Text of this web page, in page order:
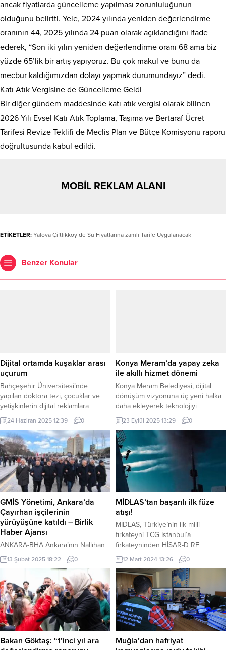
ancak fiyatlarda güncelleme yapılması zorunluluğunun
olduğunu belirtti. Yele, 2024 yılında yeniden değerlendirme
oranının 44, 2025 yılında 24 puan olarak açıklandığını ifade
ederek, “Son iki yılın yeniden değerlendirme oranı 68 ama biz
yüzde 65’lik bir artış yapıyoruz. Bu çok makul ve bunu da
mecbur kaldığımızdan dolayı yapmak durumundayız” dedi.
Katı Atık Vergisine de Güncelleme Geldi
Bir diğer gündem maddesinde katı atık vergisi olarak bilinen
2026 Yılı Evsel Katı Atık Toplama, Taşıma ve Bertaraf Ücret
Tarifesi Revize Teklifi de Meclis Plan ve Bütçe Komisyonu raporu
doğrultusunda kabul edildi.
MOBİL REKLAM ALANI
ETİKETLER: Yalova Çiftlikköy’de Su Fiyatlarına zamlı Tarife Uygulanacak
Benzer Konular
Dijital ortamda kuşaklar arası
uçurum
Bahçeşehir Üniversitesi’nde
yapılan doktora tezi, çocuklar ve
yetişkinlerin dijital reklamlara
bakışında büyük farklar olduğunu
bilimsel verilerle ortaya koyuyor.
İSTANBUL (İGFA) – İstanbul, Bursa,
Eskişehir ve Gaziantep’te 608
öğrenci, 315 veli ve 122 öğretmenle
gerçekleştirilen araştırma, hem nitel
hem nicel yöntemleri içeren çok
boyutlu karma bir metodolojiye
dayanıyor. Çocuklarla yapılan
odak...
24 Haziran 2025 12:39 0
Konya Meram’da yapay zeka
ile akıllı hizmet dönemi
Konya Meram Belediyesi, dijital
dönüşüm vizyonuna üç yeni halka
daha ekleyerek teknolojiyi
vatandaşın hizmetine sunmaya
devam ediyor. KONYA (İGFA) –
Belediyeciliğin, en güzel hizmeti;
en doğru zamanda, en doğru
yöntemle ve en kaliteli şekilde
sunabilmek olduğuna işaret eden
Başkan Kavuş, ilçenin hizmetine
sunulan yeni uygulamalardan
özellikle yapay zeka destekli
MZEKA...
23 Eylül 2025 13:29 0
GMİS Yönetimi, Ankara’da
Çayırhan işçilerinin
yürüyüşüne katıldı – Birlik
Haber Ajansı
ANKARA-BHA Ankara’nın Nallıhan
ilçesindeki Çayırhan Termik Santrali
ve Maden Ocağı’nın
özelleştirilmesine karşı çıkan
maden işçileri, 10 Şubat’ta
Beypazarı’ndan Ankara’ya doğru
yürüyüşe yeniden başladı.
Yürüyüşün üçüncü gününde
işçiler, basın açıklaması yapmak
üzere Ankara’da Hazine ve Maliye
Bakanlığı önüne yürüdü. İşçilerin
13 Şubat 2025 18:22 0
MİDLAS’tan başarılı ilk füze
atışı!
MİDLAS, Türkiye’nin ilk milli
fırkateyni TCG İstanbul’a
firkateyninden HİSAR-D RF
Füzesi’ni başarıyla ateşledi.
ANKARA (İGFA) – ROKETSAN’ın
geliştirdiği Milli Dikey Atım Lançer
Sistemi MİDLAS, ilk milli
fırkateyni TCG İSTANBUL’dan
HİSAR-D RF füzesini başarıyla attı.
Savunma Sanayi Başkanı Prof. Dr.
Haluk Görgün,
“Yapamazlar diyenlere rağmen
yapıyoruz” diyerek başarılı
12 Mart 2024 13:26 0
Bakan Göktaş: “1’inci yıl ara
Muğla’dan hafriyat